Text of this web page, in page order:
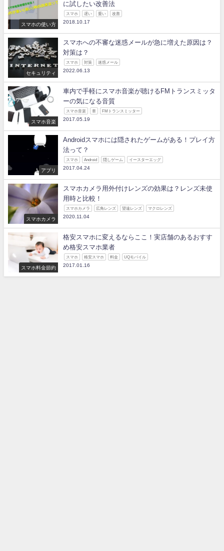
スマホの使い方
に試したい改善法
スマホ 遅い 重い 改善
2018.10.17
セキュリティ
スマホへの不審な迷惑メールが急に増えた原因は？
対策は？
スマホ 対策 迷惑メール
2022.06.13
スマホ音楽
車内で手軽にスマホ音楽が聴けるFMトランスミッタ
ーの気になる音質
スマホ音楽 車 FMトランスミッター
2017.05.19
アプリ
Androidスマホには隠されたゲームがある！プレイ方
法って？
スマホ Android 隠しゲーム イースターエッグ
2017.04.24
スマホカメラ
スマホカメラ用外付けレンズの効果は？レンズ未使
用時と比較！
スマホカメラ 広角レンズ 望遠レンズ マクロレンズ
2020.11.04
スマホ料金節約
格安スマホに変えるならここ！実店舗のあるおすす
め格安スマホ業者
スマホ 格安スマホ 料金 UQモバイル
2017.01.16